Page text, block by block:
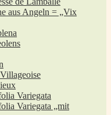
aus Angeln = „Vix
Variegata
Variegata „mit